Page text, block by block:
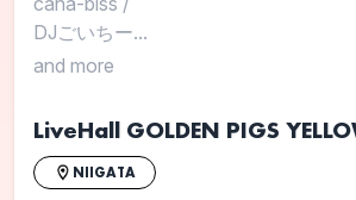
DJごいちー...
and more
LiveHall GOLDEN PIGS
NIIGATA